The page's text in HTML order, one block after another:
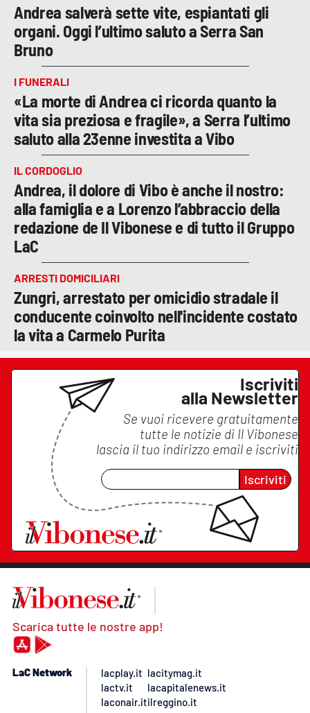
Andrea salverà sette vite, espiantati gli
organi. Oggi l’ultimo saluto a Serra San
Bruno
I FUNERALI
«La morte di Andrea ci ricorda quanto la
vita sia preziosa e fragile», a Serra l’ultimo
saluto alla 23enne investita a Vibo
IL CORDOGLIO
Andrea, il dolore di Vibo è anche il nostro:
alla famiglia e a Lorenzo l’abbraccio della
redazione de Il Vibonese e di tutto il Gruppo
LaC
ARRESTI DOMICILIARI
Zungri, arrestato per omicidio stradale il
conducente coinvolto nell'incidente costato
la vita a Carmelo Purita
Iscriviti
alla Newsletter
Se vuoi ricevere gratuitamente
tutte le notizie di Il Vibonese
lascia il tuo indirizzo email e iscriviti
Iscriviti
Scarica tutte le nostre app!
LaC Network
lacplay.it
lactv.it
laconair.it
lacitymag.it
lacapitalenews.it
ilreggino.it